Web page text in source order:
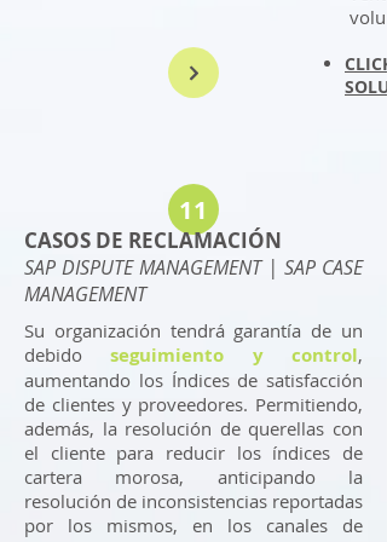
11
CASOS DE RECLAMACIÓN
SAP DISPUTE MANAGEMENT | SAP CASE
MANAGEMENT
Su organización tendrá garantía de un
debidoseguimiento y control,
aumentando los Índices de satisfacción
de clientes y proveedores. Permitiendo,
además, la resolución de querellas con
el cliente para reducir los índices de
cartera morosa, anticipando la
resolución de inconsistencias reportadas
por los mismos, en los canales de